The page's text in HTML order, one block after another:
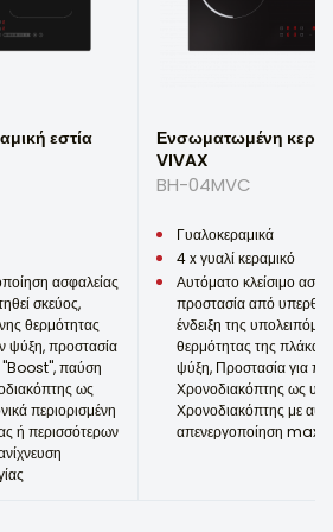
αερίου
(W)
(W)
(W)
επιφάνειας (cm)
επιφάνειας (cm)
Το email σας θα χρησιμοποιηθεί
μόνο για το σκοπό της απάντησης
στο σχόλιό σας.
εστία
ασφαλείας
σκεύος,
θερμότητας
ψύξη, προστασία
"Boost", παύση
ως
περιορισμένη
ή περισσότερων
Ενσωματωμένη
VIVAX
BH-04MVC
Γυαλοκεραμικά
4 x γυαλί κεραμικό
Αυτόματο κλείσιμο
προστασία από
ένδειξη της
θερμότητας της πλάκας
ψύξη, Προστασία για
Χρονοδιακόπτης ως
Χρονοδιακόπτης με
απενεργοποίηση max